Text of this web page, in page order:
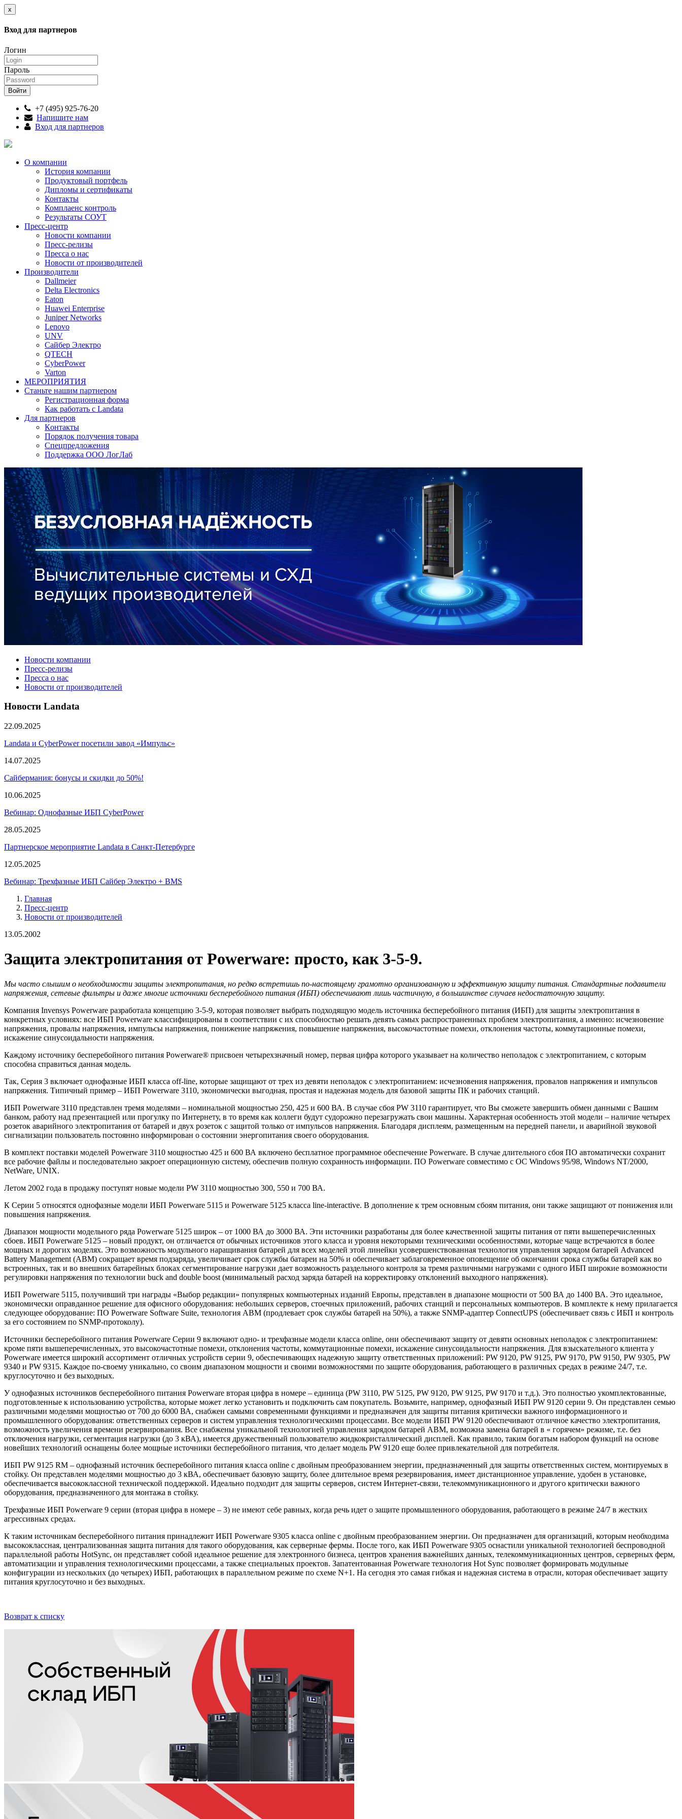
x
Вход для партнеров
Логин
Пароль
+7 (495) 925-76-20
Напишите нам
Вход для партнеров
О компании
История компании
Продуктовый портфель
Дипломы и сертификаты
Контакты
Комплаенс контроль
Результаты СОУТ
Пресс-центр
Новости компании
Пресс-релизы
Пресса о нас
Новости от производителей
Производители
Dallmeier
Delta Electronics
Eaton
Huawei Enterprise
Juniper Networks
Lenovo
UNV
Сайбер Электро
QTECH
CyberPower
Varton
МЕРОПРИЯТИЯ
Станьте нашим партнером
Регистрационная форма
Как работать с Landata
Для партнеров
Кoнтaкты
Порядок получения товара
Спецпредложения
Поддержка ООО ЛогЛаб
Новости компании
Пресс-релизы
Пресса о нас
Новости от производителей
Новости Landata
22.09.2025
Landata и CyberPower посетили завод «Импульс»
14.07.2025
Сайбермания: бонусы и скидки до 50%!
10.06.2025
Вебинар: Однофазные ИБП CyberPower
28.05.2025
Партнерское мероприятие Landata в Санкт-Петербурге
12.05.2025
Вебинар: Трехфазные ИБП Сайбер Электро + BMS
Главная
Пресс-центр
Новости от производителей
13.05.2002
Защита электропитания от Powerware: просто, как 3-5-9.
Мы часто слышим о необходимости защиты электропитания, но редко встретишь по-настоящему грамотно организованную и эффективную защиту питания. Стандартные подавители
напряжения, сетевые фильтры и даже многие источники бесперебойного питания (ИБП) обеспечивают лишь частичную, в большинстве случаев недостаточную защиту.
Компания Invensys Powerware разработала концепцию 3-5-9, которая позволяет выбрать подходящую модель источника бесперебойного питания (ИБП) для защиты электропитания в
конкретных условиях: все ИБП Powerware классифицированы в соответствии с их способностью решать девять самых распространенных проблем электропитания, а именно: исчезновение
напряжения, провалы напряжения, импульсы напряжения, понижение напряжения, повышение напряжения, высокочастотные помехи, отклонения частоты, коммутационные помехи,
искажение синусоидальности напряжения.
Каждому источнику бесперебойного питания Powerware® присвоен четырехзначный номер, первая цифра которого указывает на количество неполадок с электропитанием, с которым
способна справиться данная модель.
Так, Серия 3 включает однофазные ИБП класса off-line, которые защищают от трех из девяти неполадок с электропитанием: исчезновения напряжения, провалов напряжения и импульсов
напряжения. Типичный пример – ИБП Powerware 3110, экономически выгодная, простая и надежная модель для базовой защиты ПК и рабочих станций.
ИБП Powerware 3110 представлен тремя моделями – номинальной мощностью 250, 425 и 600 ВА. В случае сбоя PW 3110 гарантирует, что Вы сможете завершить обмен данными с Вашим
банком, работу над презентацией или прогулку по Интернету, в то время как коллеги будут судорожно перезагружать свои машины. Характерная особенность этой модели – наличие четырех
розеток аварийного электропитания от батарей и двух розеток с защитой только от импульсов напряжения. Благодаря дисплеям, размещенным на передней панели, и аварийной звуковой
сигнализации пользователь постоянно информирован о состоянии энергопитания своего оборудования.
В комплект поставки моделей Powerware 3110 мощностью 425 и 600 ВА включено бесплатное программное обеспечение Powerware. В случае длительного сбоя ПО автоматически сохранит
все рабочие файлы и последовательно закроет операционную систему, обеспечив полную сохранность информации. ПО Powerware совместимо с ОС Windows 95/98, Windows NT/2000,
NetWare, UNIX.
Летом 2002 года в продажу поступят новые модели PW 3110 мощностью 300, 550 и 700 ВА.
К Серии 5 относятся однофазные модели ИБП Powerware 5115 и Powerware 5125 класса line-interactive. В дополнение к трем основным сбоям питания, они также защищают от понижения или
повышения напряжения.
Диапазон мощности модельного ряда Powerware 5125 широк – от 1000 ВА до 3000 ВА. Эти источники разработаны для более качественной защиты питания от пяти вышеперечисленных
сбоев. ИБП Powerware 5125 – новый продукт, он отличается от обычных источников этого класса и уровня некоторыми техническими особенностями, которые чаще встречаются в более
мощных и дорогих моделях. Это возможность модульного наращивания батарей для всех моделей этой линейки усовершенствованная технология управления зарядом батарей Advanced
Battery Management (ABM) сокращает время подзаряда, увеличивает срок службы батареи на 50% и обеспечивает заблаговременное оповещение об окончании срока службы батарей как во
встроенных, так и во внешних батарейных блоках сегментирование нагрузки дает возможность раздельного контроля за тремя различными нагрузками с одного ИБП широкие возможности
регулировки напряжения по технологии buck and double boost (минимальный расход заряда батарей на корректировку отклонений выходного напряжения).
ИБП Powerware 5115, получивший три награды «Выбор редакции» популярных компьютерных изданий Европы, представлен в диапазоне мощности от 500 ВА до 1400 ВА. Это идеальное,
экономически оправданное решение для офисного оборудования: небольших серверов, стоечных приложений, рабочих станций и персональных компьютеров. В комплекте к нему прилагается
следующее оборудование: ПО Powerware Software Suite, технология ABM (продлевает срок службы батарей на 50%), а также SNMP-адаптер ConnectUPS (обеспечивает связь с ИБП и контроль
за его состоянием по SNMP-протоколу).
Источники бесперебойного питания Powerware Серии 9 включают одно- и трехфазные модели класса online, они обеспечивают защиту от девяти основных неполадок с электропитанием:
кроме пяти вышеперечисленных, это высокочастотные помехи, отклонения частоты, коммутационные помехи, искажение синусоидальности напряжения. Для взыскательного клиента у
Powerware имеется широкий ассортимент отличных устройств серии 9, обеспечивающих надежную защиту ответственных приложений: PW 9120, PW 9125, PW 9170, PW 9150, PW 9305, PW
9340 и PW 9315. Каждое по-своему уникально, со своим диапазоном мощности и своими возможностями по защите оборудования, работающего в различных средах в режиме 24/7, т.е.
круглосуточно и без выходных.
У однофазных источников бесперебойного питания Powerware вторая цифра в номере – единица (PW 3110, PW 5125, PW 9120, PW 9125, PW 9170 и т.д.). Это полностью укомплектованные,
подготовленные к использованию устройства, которые может легко установить и подключить сам покупатель. Возьмите, например, однофазный ИБП PW 9120 серии 9. Он представлен семью
различными моделями мощностью от 700 до 6000 ВА, снабжен самыми современными функциями и предназначен для защиты питания критически важного информационного и
промышленного оборудования: ответственных серверов и систем управления технологическими процессами. Все модели ИБП PW 9120 обеспечивают отличное качество электропитания,
возможность увеличения времени резервирования. Все снабжены уникальной технологией управления зарядом батарей ABM, возможна замена батарей в « горячем» режиме, т.е. без
отключения нагрузки, сегментация нагрузки (до 3 кВА), имеется дружественный пользователю жидкокристаллический дисплей. Как правило, таким богатым набором функций на основе
новейших технологий оснащены более мощные источники бесперебойного питания, что делает модель PW 9120 еще более привлекательной для потребителя.
ИБП PW 9125 RM – однофазный источник бесперебойного питания класса online с двойным преобразованием энергии, предназначенный для защиты ответственных систем, монтируемых в
стойку. Он представлен моделями мощностью до 3 кВА, обеспечивает базовую защиту, более длительное время резервирования, имеет дистанционное управление, удобен в установке,
обеспечивается высококлассной технической поддержкой. Идеально подходит для защиты серверов, систем Интернет-связи, телекоммуникационного и другого критически важного
оборудования, предназначенного для монтажа в стойку.
Трехфазные ИБП Powerware 9 серии (вторая цифра в номере – 3) не имеют себе равных, когда речь идет о защите промышленного оборудования, работающего в режиме 24/7 в жестких
агрессивных средах.
К таким источникам бесперебойного питания принадлежит ИБП Powerware 9305 класса online с двойным преобразованием энергии. Он предназначен для организаций, которым необходима
высококлассная, централизованная защита питания для такого оборудования, как серверные фермы. После того, как ИБП Powerware 9305 оснастили уникальной технологией беспроводной
параллельной работы HotSync, он представляет собой идеальное решение для электронного бизнеса, центров хранения важнейших данных, телекоммуникационных центров, серверных ферм,
автоматизации и управления технологическими процессами, а также специальных проектов. Запатентованная Powerware технология Hot Sync позволяет формировать модульные
конфигурации из нескольких (до четырех) ИБП, работающих в параллельном режиме по схеме N+1. На сегодня это самая гибкая и надежная система в отрасли, которая обеспечивает защиту
питания круглосуточно и без выходных.
Возврат к списку